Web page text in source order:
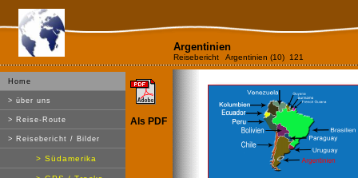
Als PDF
Argentinien
Reisebericht Argentinien (10) 121
Home
> über uns
> Reise-Route
> Reisebericht / Bilder
> Südamerika